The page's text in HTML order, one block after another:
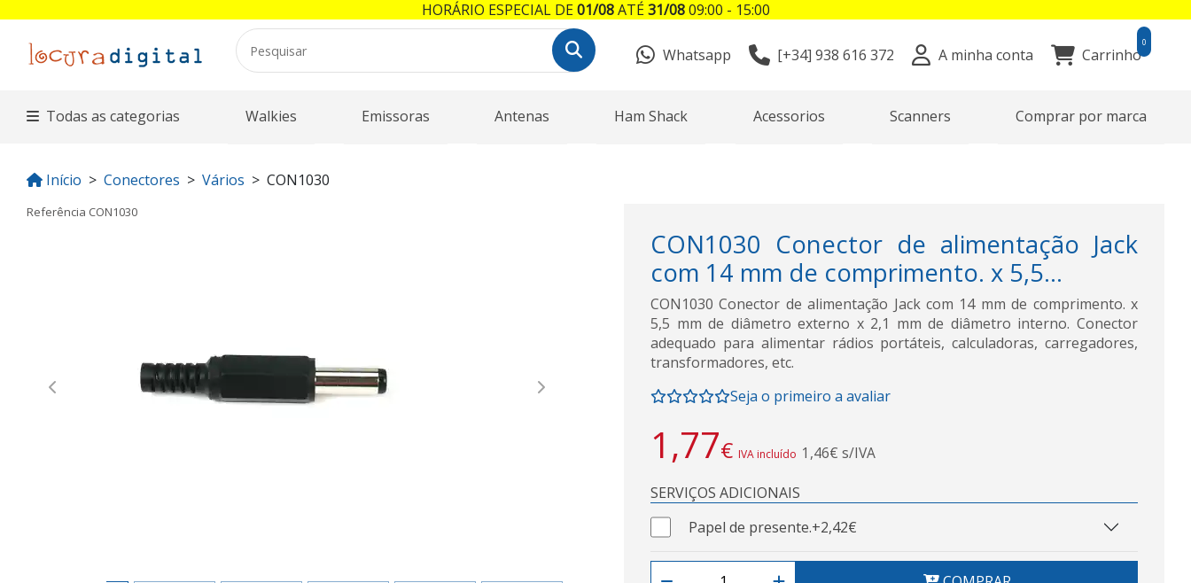
Whatsapp [+34] 938 616 372 A minha conta Carrinho
0
Todas as categorias Walkies Emissoras Antenas Ham Shack Acessorios Scanners Comprar por marca
Início Conectores Vários CON1030
Referência CON1030
Previous Next
CON1030 Conector de alimentação Jack
com 14 mm de comprimento. x 5,5...
CON1030 Conector de alimentação Jack com 14 mm de comprimento. x
5,5 mm de diâmetro externo x 2,1 mm de diâmetro interno. Conector
adequado para alimentar rádios portáteis, calculadoras, carregadores,
transformadores, etc.
Seja o primeiro a avaliar
1,77€ IVA incluído 1,46€ s/IVA
SERVIÇOS ADICIONAIS
Papel de presente.+2,42€
HORÁRIO ESPECIAL DE01/08ATÉ31/0809:00 - 15:00